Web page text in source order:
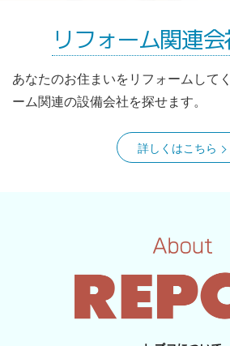
リフォーム関連
あなたのお住まいをリフォームして
ーム関連の設備会社を探せます。
詳しくはこちら